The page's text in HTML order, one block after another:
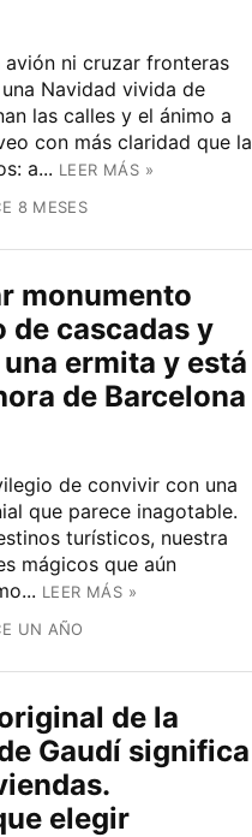
ni cruzar fronteras
Navidad vivida de
las calles y el ánimo a
con más claridad que la
a... LEER MÁS »
8 MESES
monumento
de cascadas y
ermita y está
de Barcelona
de convivir con una
que parece inagotable.
turísticos, nuestra
mágicos que aún
LEER MÁS »
UN AÑO
de la
Gaudí significa
elegir